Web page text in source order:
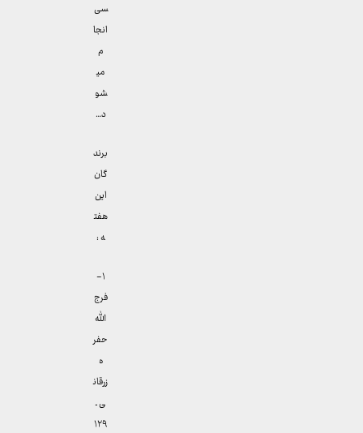
سی
انجا
م
می
شو
د…
برند
گان
این
هفت
ه :
۱-
فرج
الله
حفر
ه
زرقان
ی ـ
۱۲۹